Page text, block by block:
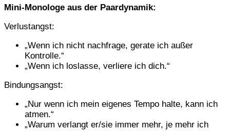
Mini-Monologe aus der Paardynamik:
Verlustangst:
„Wenn ich nicht nachfrage, gerate ich außer
Kontrolle.“
„Wenn ich loslasse, verliere ich dich.“
Bindungsangst:
„Nur wenn ich mein eigenes Tempo halte, kann ich
atmen.“
„Warum verlangt er/sie immer mehr, je mehr ich